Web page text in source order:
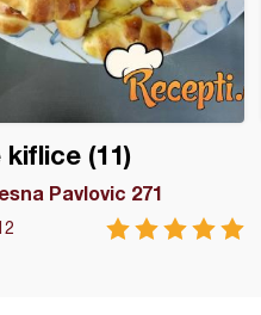
kiflice (11)
Pavlovic 271